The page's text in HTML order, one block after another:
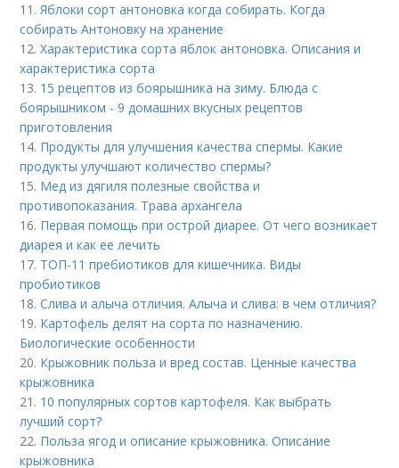
11.Яблоки сорт антоновка когда собирать. Когда
собирать Антоновку на хранение
12.Характеристика сорта яблок антоновка. Описания и
характеристика сорта
13. 15 рецептов из боярышника на зиму. Блюда с
боярышником - 9 домашних вкусных рецептов
приготовления
14. Продукты для улучшения качества спермы. Какие
продукты улучшают количество спермы?
15. Мед из дягиля полезные свойства и
противопоказания. Трава архангела
16. Первая помощь при острой диарее. От чего возникает
диарея и как ее лечить
17. ТОП-11 пребиотиков для кишечника. Виды
пробиотиков
18.Слива и алыча отличия. Алыча и слива: в чем отличия?
19. Картофель делят на сорта по назначению.
Биологические особенности
20. Крыжовник польза и вред состав. Ценные качества
крыжовника
21. 10 популярных сортов картофеля. Как выбрать
лучший сорт?
22. Польза ягод и описание крыжовника. Описание
крыжовника